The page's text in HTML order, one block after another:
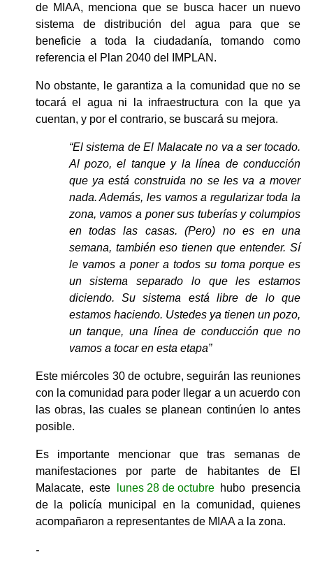
de MIAA, menciona que se busca hacer un nuevo
sistema de distribución del agua para que se
beneficie a toda la ciudadanía, tomando como
referencia el Plan 2040 del IMPLAN.
No obstante, le garantiza a la comunidad que no se
tocará el agua ni la infraestructura con la que ya
cuentan, y por el contrario, se buscará su mejora.
“El sistema de El Malacate no va a ser tocado.
Al pozo, el tanque y la línea de conducción
que ya está construida no se les va a mover
nada. Además, les vamos a regularizar toda la
zona, vamos a poner sus tuberías y columpios
en todas las casas. (Pero) no es en una
semana, también eso tienen que entender. Sí
le vamos a poner a todos su toma porque es
un sistema separado lo que les estamos
diciendo. Su sistema está libre de lo que
estamos haciendo. Ustedes ya tienen un pozo,
un tanque, una línea de conducción que no
vamos a tocar en esta etapa”
Este miércoles 30 de octubre, seguirán las reuniones
con la comunidad para poder llegar a un acuerdo con
las obras, las cuales se planean continúen lo antes
posible.
Es importante mencionar que tras semanas de
manifestaciones por parte de habitantes de El
Malacate, este
lunes 28 de octubre hubo presencia
de la policía municipal en la comunidad, quienes
acompañaron a representantes de MIAA a la zona.
-